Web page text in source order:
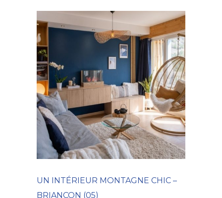
UN INTÉRIEUR MONTAGNE CHIC –
BRIANÇON (05)